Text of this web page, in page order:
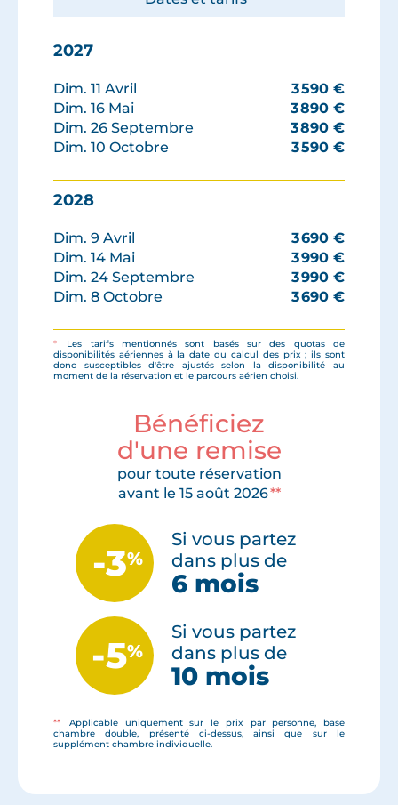
2027
Dim. 11 Avril 3 590 €
Dim. 16 Mai
3 890 €
Dim. 26 Septembre
3 890 €
Dim. 10 Octobre
3 590 €
2028
Dim. 9 Avril 3 690 €
Dim. 14 Mai
3 990 €
Dim. 24 Septembre
3 990 €
Dim. 8 Octobre
3 690 €
*
Les tarifs mentionnés sont basés sur des quotas de
disponibilités aériennes à la date du calcul des prix ; ils sont
donc susceptibles d'être ajustés selon la disponibilité au
moment de la réservation et le parcours aérien choisi.
Bénéficiez
d'une remise
pour toute réservation
avant le 15 août 2026**
-3%
Si vous partez
dans plus de
6 mois
-5%
Si vous partez
dans plus de
10 mois
**
Applicable uniquement sur le prix par personne, base
chambre double, présenté ci-dessus, ainsi que sur le
supplément chambre individuelle.